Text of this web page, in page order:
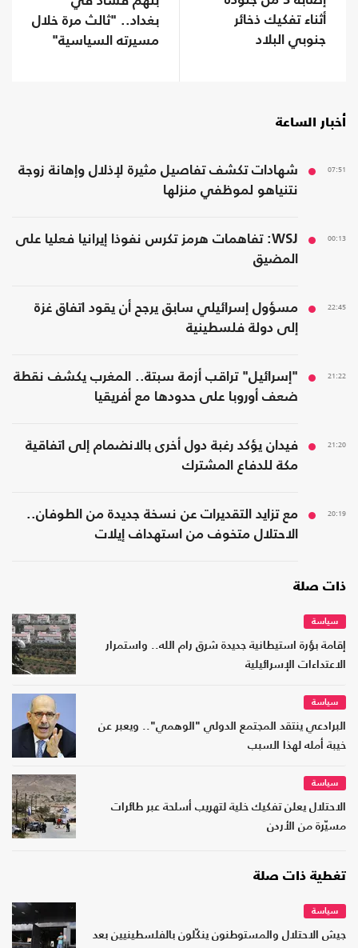
أثناء تفكيك ذخائر
جنوبي البلاد
بغداد.. "ثالث مرة خلال
مسيرته السياسية"
أخبار الساعة
07:51
شهادات تكشف تفاصيل مثيرة لإذلال وإهانة زوجة
نتنياهو لموظفي منزلها
00:13
WSJ: تفاهمات هرمز تكرس نفوذا إيرانيا فعليا على
المضيق
22:45
مسؤول إسرائيلي سابق يرجح أن يقود اتفاق غزة
إلى دولة فلسطينية
21:22
"إسرائيل" تراقب أزمة سبتة.. المغرب يكشف نقطة
ضعف أوروبا على حدودها مع أفريقيا
21:20
فيدان يؤكد رغبة دول أخرى بالانضمام إلى اتفاقية
مكة للدفاع المشترك
20:19
مع تزايد التقديرات عن نسخة جديدة من الطوفان..
الاحتلال متخوف من استهداف إيلات
ذات صلة
سياسة
إقامة بؤرة استيطانية جديدة شرق رام الله.. واستمرار
الاعتداءات الإسرائيلية
سياسة
البرادعي ينتقد المجتمع الدولي "الوهمي".. ويعبر عن
خيبة أمله لهذا السبب
سياسة
الاحتلال يعلن تفكيك خلية لتهريب أسلحة عبر طائرات
مسيّرة من الأردن
تغطية ذات صلة
سياسة
جيش الاحتلال والمستوطنون ينكّلون بالفلسطينيين بعد